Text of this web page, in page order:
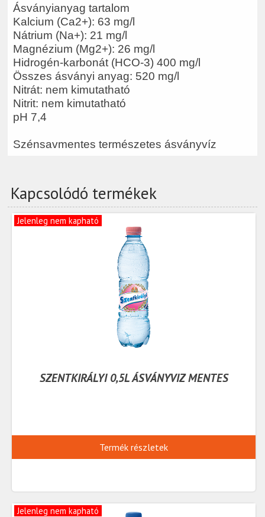
Ásványianyag tartalom
Kalcium (Ca2+): 63 mg/l
Nátrium (Na+): 21 mg/l
Magnézium (Mg2+): 26 mg/l
Hidrogén-karbonát (HCO-3) 400 mg/l
Összes ásványi anyag: 520 mg/l
Nitrát: nem kimutatható
Nitrit: nem kimutatható
pH 7,4
Szénsavmentes természetes ásványvíz
Kapcsolódó termékek
Jelenleg nem kapható
SZENTKIRÁLYI 0,5L ÁSVÁNYVIZ MENTES
Termék részletek
Jelenleg nem kapható